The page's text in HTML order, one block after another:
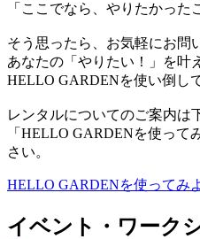
「ここでなら、やりたかった
そう思ったら、お気軽にお問
あなたの「やりたい！」を叶
HELLO GARDENを使い倒し
レンタルについてのご案内は
「HELLO GARDENを使っ
さい。
HELLO GARDENを使ってみ
イベント・ワーク